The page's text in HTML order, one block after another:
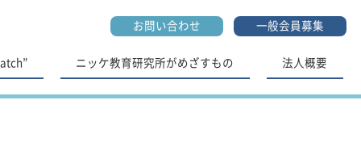
ニッケ教育研究所がめざすもの 法人概要
お問い合わせ 一般会員募集